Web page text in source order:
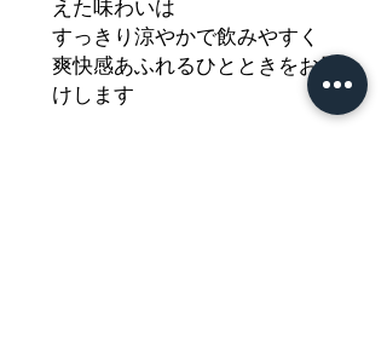
えた味わいは
すっきり涼やかで飲みやすく
爽快感あふれるひとときをお届
けします